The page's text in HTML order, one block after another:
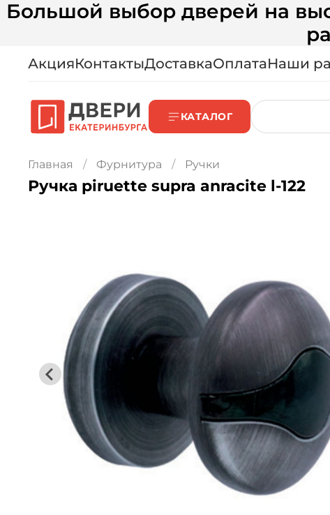
Большой выбор дверей на
АкцияКонтактыДоставкаОплатаНаши
КАТАЛОГ
Главная Фурнитура Ручки
Ручка piruette supra anracite l-122